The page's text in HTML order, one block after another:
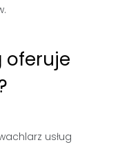
oferuje
usług